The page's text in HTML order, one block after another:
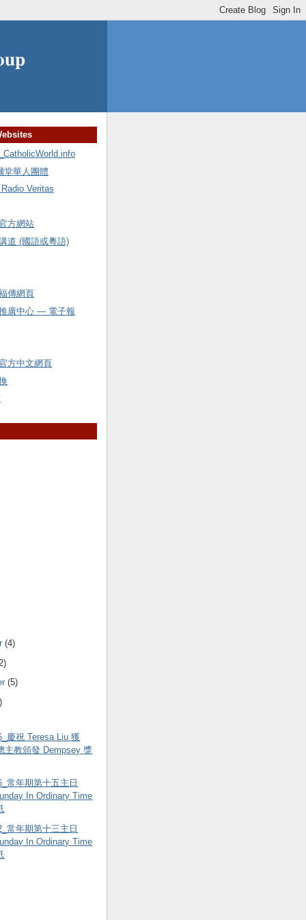
堂華人團體
Veritas
方網站
道 (國語或粵語)
傳網頁
廣中心 — 電子報
方中文網頁
(4)
(5)
慶祝 Teresa Liu 獲
主教頒發 Dempsey 獎
常年期第十五主日
In Ordinary Time
常年期第十三主日
In Ordinary Time